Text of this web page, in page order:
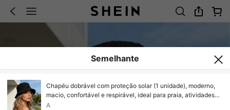
Semelhante
Chapéu dobrável com proteção solar (1 unidade), moderno,
macio, confortável e respirável, ideal para praia, atividades
ao ar livre, viagens, ciclismo, encontros e diversas ocasiões.
A